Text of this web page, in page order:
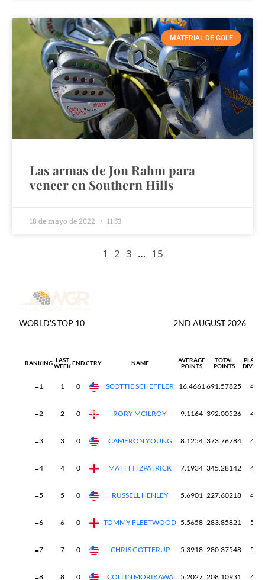
MATERIAL DE GOLF
Las armas de Jon Rahm para
vencer en Southern Hills
18 de mayo de 2022 11:53
1 2 3 … 15